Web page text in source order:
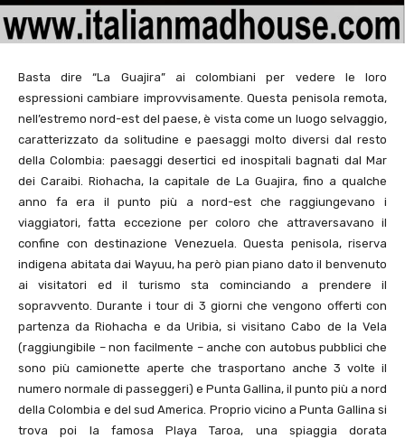
Basta dire “La Guajira” ai colombiani per vedere le loro
espressioni cambiare improvvisamente. Questa penisola remota,
nell’estremo nord-est del paese, è vista come un luogo selvaggio,
caratterizzato da solitudine e paesaggi molto diversi dal resto
della Colombia: paesaggi desertici ed inospitali bagnati dal Mar
dei Caraibi. Riohacha, la capitale de La Guajira, fino a qualche
anno fa era il punto più a nord-est che raggiungevano i
viaggiatori, fatta eccezione per coloro che attraversavano il
confine con destinazione Venezuela. Questa penisola, riserva
indigena abitata dai Wayuu, ha però pian piano dato il benvenuto
ai visitatori ed il turismo sta cominciando a prendere il
sopravvento. Durante i tour di 3 giorni che vengono offerti con
partenza da Riohacha e da Uribia, si visitano Cabo de la Vela
(raggiungibile – non facilmente – anche con autobus pubblici che
sono più camionette aperte che trasportano anche 3 volte il
numero normale di passeggeri) e Punta Gallina, il punto più a nord
della Colombia e del sud America. Proprio vicino a Punta Gallina si
trova poi la famosa Playa Taroa, una spiaggia dorata